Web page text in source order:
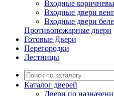
Входные
Входные двери
Входные двери
Противопожарные двери
Готовые Двери
Перегородки
Лестницы
Каталог дверей
Двери по